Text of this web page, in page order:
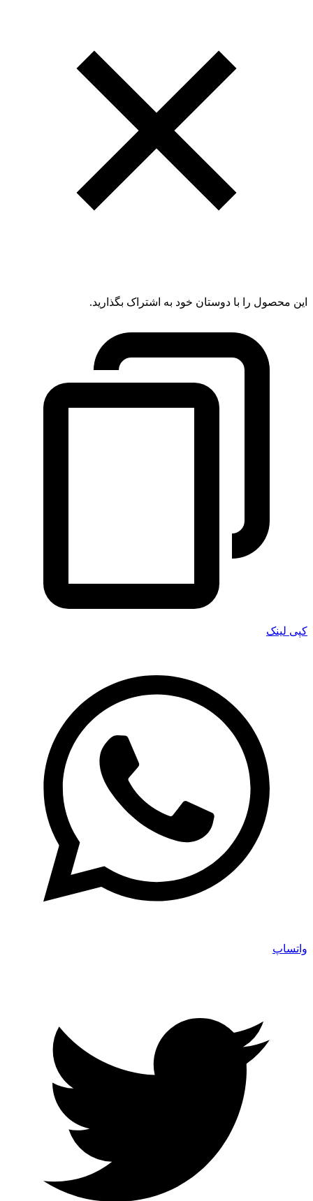
این محصول را با دوستان خود به اشتراک بگذارید.
کپی لینک
واتساپ